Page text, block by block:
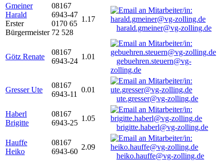
Gmeiner
Harald
Erster
Bürgermeister
08167
6943-47
0170 65
72 528
1.17
harald.gmeiner@vg-zolling.de
Götz Renate
08167
6943-24
1.01
gebuehren.steuern@vg-
zolling.de
Gresser Ute
08167
6943-11
0.01
ute.gresser@vg-zolling.de
Haberl
Brigitte
08167
6943-25
1.05
brigitte.haberl@vg-zolling.de
Hauffe
Heiko
08167
6943-60
2.09
heiko.hauffe@vg-zolling.de